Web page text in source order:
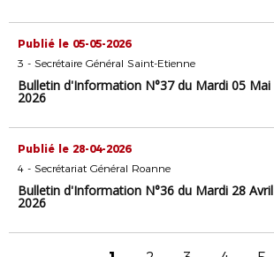
Publié le 05-05-2026
3 - Secrétaire Général Saint-Etienne
Bulletin d'Information N°37 du Mardi 05 Mai
2026
Publié le 28-04-2026
4 - Secrétariat Général Roanne
Bulletin d'Information N°36 du Mardi 28 Avril
2026